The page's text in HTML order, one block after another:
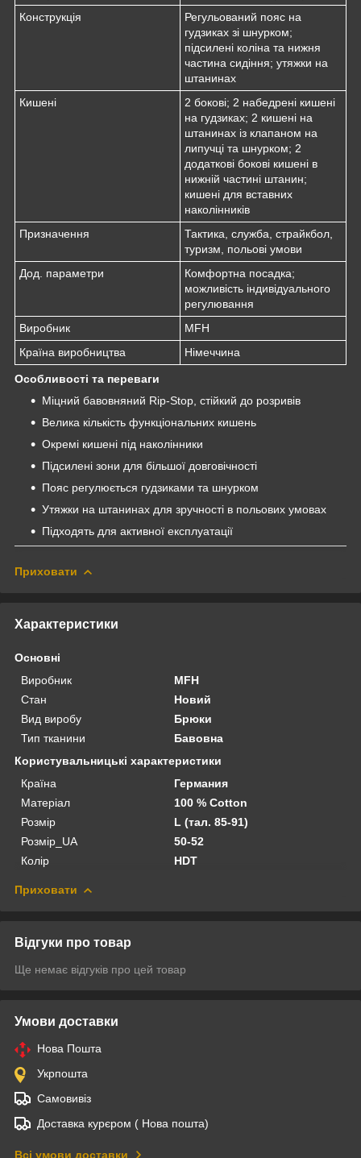
Конструкція
Регульований пояс на
гудзиках зі шнурком;
підсилені коліна та нижня
частина сидіння; утяжки на
штанинах
Кишені
2 бокові; 2 набедрені кишені
на гудзиках; 2 кишені на
штанинах із клапаном на
липучці та шнурком; 2
додаткові бокові кишені в
нижній частині штанин;
кишені для вставних
наколінників
Призначення
Тактика, служба, страйкбол,
туризм, польові умови
Дод. параметри
Комфортна посадка;
можливість індивідуального
регулювання
Виробник
MFH
Країна виробництва
Німеччина
Особливості та переваги
Міцний бавовняний Rip-Stop, стійкий до розривів
Велика кількість функціональних кишень
Окремі кишені під наколінники
Підсилені зони для більшої довговічності
Пояс регулюється гудзиками та шнурком
Утяжки на штанинах для зручності в польових умовах
Підходять для активної експлуатації
Приховати
Характеристики
Основні
Виробник
MFH
Стан
Новий
Вид виробу
Брюки
Тип тканини
Бавовна
Користувальницькі характеристики
Країна
Германия
Матеріал
100 % Cotton
Розмір
L (тал. 85-91)
Розмір_UA
50-52
Колір
HDT
Приховати
Відгуки про товар
Ще немає відгуків про цей товар
Умови доставки
Нова Пошта
Укрпошта
Самовивіз
Доставка курєром ( Нова пошта)
Всі умови доставки